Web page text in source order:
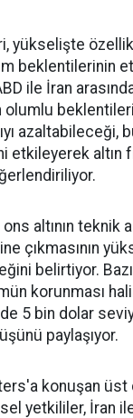
yükselişte
beklentilerinin
ile İran
azaltabileceği,
altın
altının teknik
çıkmasının
belirtiyor.
korunması
5 bin dolar
paylaşıyor.
konuşan üst
yetkililer, İran